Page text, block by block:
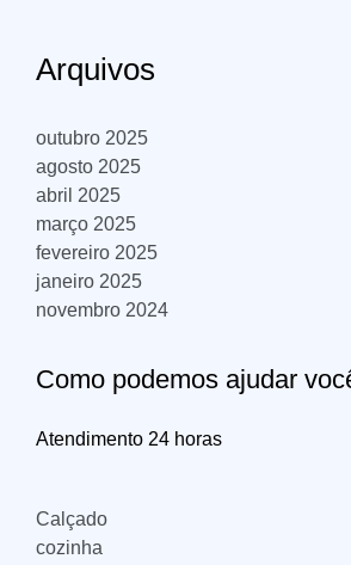
Arquivos
outubro 2025
agosto 2025
abril 2025
março 2025
fevereiro 2025
janeiro 2025
novembro 2024
Como podemos ajudar
Atendimento 24 horas
Calçado
cozinha